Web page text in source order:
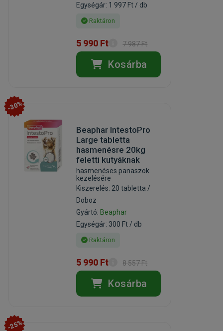
Egységár: 1 997 Ft / db
Raktáron
5 990 Ft 7 987 Ft
Kosárba
-30%
Beaphar IntestoPro
Large tabletta
hasmenésre 20kg
feletti kutyáknak
hasmenéses panaszok
kezelésére
Kiszerelés: 20 tabletta /
Doboz
Gyártó: Beaphar
Egységár: 300 Ft / db
Raktáron
5 990 Ft 8 557 Ft
Kosárba
-25%